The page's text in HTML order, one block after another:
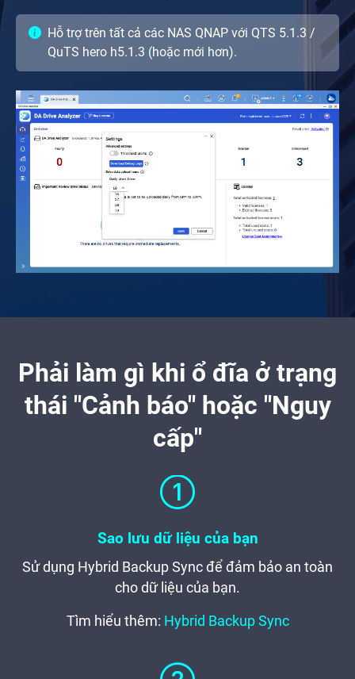
Hỗ trợ trên tất cả các NAS QNAP với QTS 5.1.3 /
QuTS hero h5.1.3 (hoặc mới hơn).
Phải làm gì khi ổ đĩa ở trạng
thái "Cảnh báo" hoặc "Nguy
cấp"
Sao lưu dữ liệu của bạn
Sử dụng Hybrid Backup Sync để đảm bảo an toàn
cho dữ liệu của bạn.
Tìm hiểu thêm: Hybrid Backup Sync